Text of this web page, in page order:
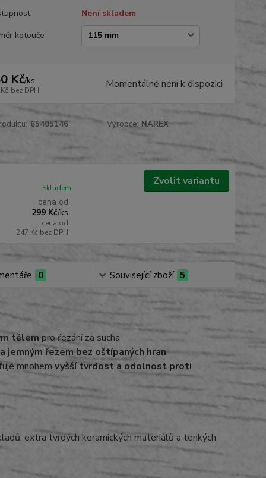
Není skladem
kotouče
Kč/ks
bez DPH Momentálně není k dispozici
65405146 Výrobce: NAREX
cena od
299 Kč/ks
cena od
247 Kč bez DPH
Skladem
Zvolit variantu
0 Související zboží 5
tělem pro řezání za sucha
jemným řezem bez oštípaných hran
mnohem vyšší tvrdost a odolnost proti
extra tvrdých keramických materiálů a tenkých